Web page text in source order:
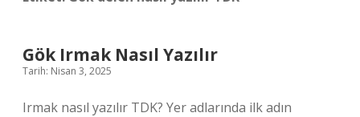
Gök Irmak Nasıl Yazılır
Tarih: Nisan 3, 2025
Irmak nasıl yazılır TDK? Yer adlarında ilk adın